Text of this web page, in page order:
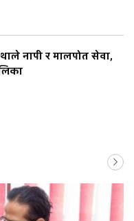
नापी र मालपोत सेवा,